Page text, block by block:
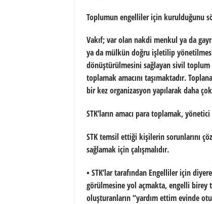
Toplumun engelliler için kurulduğunu
Vakıf; var olan nakdi menkul ya da
ya da mülkün doğru işletilip
dönüştürülmesini sağlayan sivil
toplamak amacını taşımaktadır.
bir kez organizasyon yapılarak daha
STK’ların amacı para toplamak,
STK temsil ettiği kişilerin sorunlarını
sağlamak için çalışmalıdır.
• STK’lar tarafından Engelliler için
görülmesine yol açmakta, engelli birey
oluşturanların “yardım ettim evinde